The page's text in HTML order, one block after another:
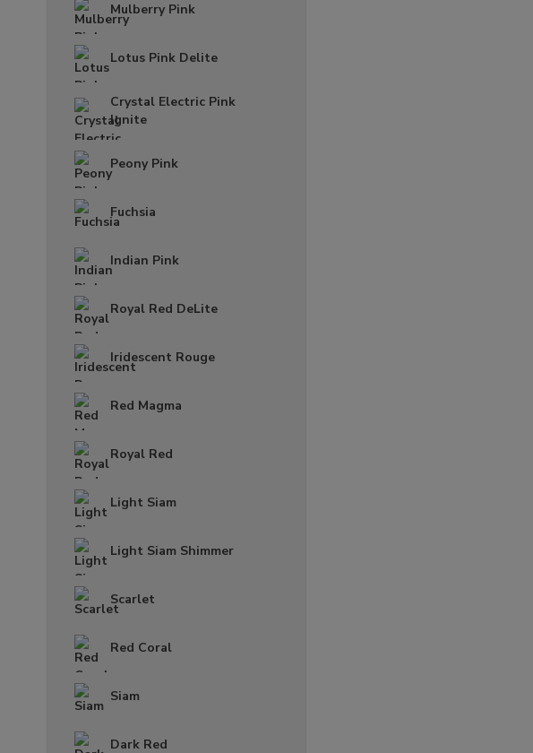
Mulberry Pink
Lotus Pink Delite
Crystal Electric Pink
Ignite
Peony Pink
Fuchsia
Indian Pink
Royal Red DeLite
Iridescent Rouge
Red Magma
Royal Red
Light Siam
Light Siam Shimmer
Scarlet
Red Coral
Siam
Dark Red